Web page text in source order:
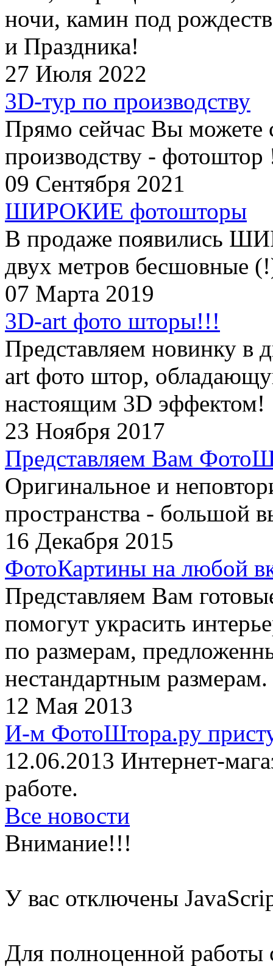
ночи, камин под
и Праздника!
27 Июля 2022
3D-тур по производству
Прямо сейчас Вы можете
производству - фотоштор
09 Сентября 2021
ШИРОКИЕ фотошторы
В продаже появились
двух метров бесшовные
07 Марта 2019
3D-art фото шторы!!!
Представляем новинку в
art фото штор,
настоящим 3D эффектом!
23 Ноября 2017
Представляем Вам
Оригинальное и
пространства - большой
16 Декабря 2015
ФотоКартины на любой
Представляем Вам
помогут украсить
по размерам,
нестандартным размерам.
12 Мая 2013
И-м ФотоШтора.ру
12.06.2013 Интернет-
работе.
Все новости
Внимание!!!
У вас отключены
Для полноценной работы